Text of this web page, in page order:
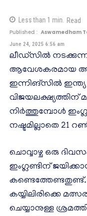
Less than 1 min. Read
Published : Aswamedham
June 24, 2025 6:56 am
ലീഡ്സിൽ നടക്കുന്ന
ആവേശകരമായ
ഇന്നിങ്സിൽ ഇന്ത്യ
വിജയലക്ഷ്യത്തിന്
നിർത്തുമ്പോൾ
നഷ്ടമില്ലാതെ 21
ചൊവ്വാഴ്ച ഒരു
ഇംഗ്ലണ്ടിന്
കണ്ടെത്തേണ്ടതുണ്ട്.
കയ്യിലിരിക്കെ
ചെയ്യാനുള്ള